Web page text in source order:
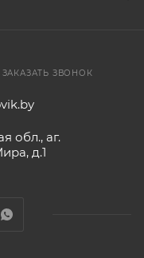
ЗАКАЗАТЬ ЗВОНОК
обл., аг.
д.1